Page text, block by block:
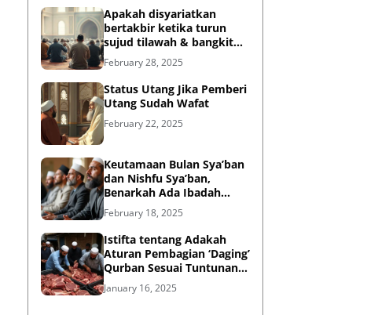
Apakah disyariatkan
bertakbir ketika turun
sujud tilawah & bangkit
dari sujud tilawah yang
dilakukan dalam shalat?
February 28, 2025
Status Utang Jika Pemberi
Utang Sudah Wafat
February 22, 2025
Keutamaan Bulan Sya’ban
dan Nishfu Sya’ban,
Benarkah Ada Ibadah
Khusus?
February 18, 2025
Istifta tentang Adakah
Aturan Pembagian ‘Daging’
Qurban Sesuai Tuntunan
Rasulullah?
January 16, 2025